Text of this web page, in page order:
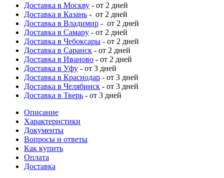
Доставка в Москву - от 2 дней
Доставка в Казань - от 2 дней
Доставка в Владимир - от 2 дней
Доставка в Самару - от 2 дней
Доставка в Чебоксары - от 2 дней
Доставка в Саранск - от 2 дней
Доставка в Иваново - от 2 дней
Доставка в Уфу - от 3 дней
Доставка в Краснодар - от 3 дней
Доставка в Челябинск - от 3 дней
Доставка в Тверь - от 3 дней
Описание
Характеристики
Документы
Вопросы и ответы
Как купить
Оплата
Доставка